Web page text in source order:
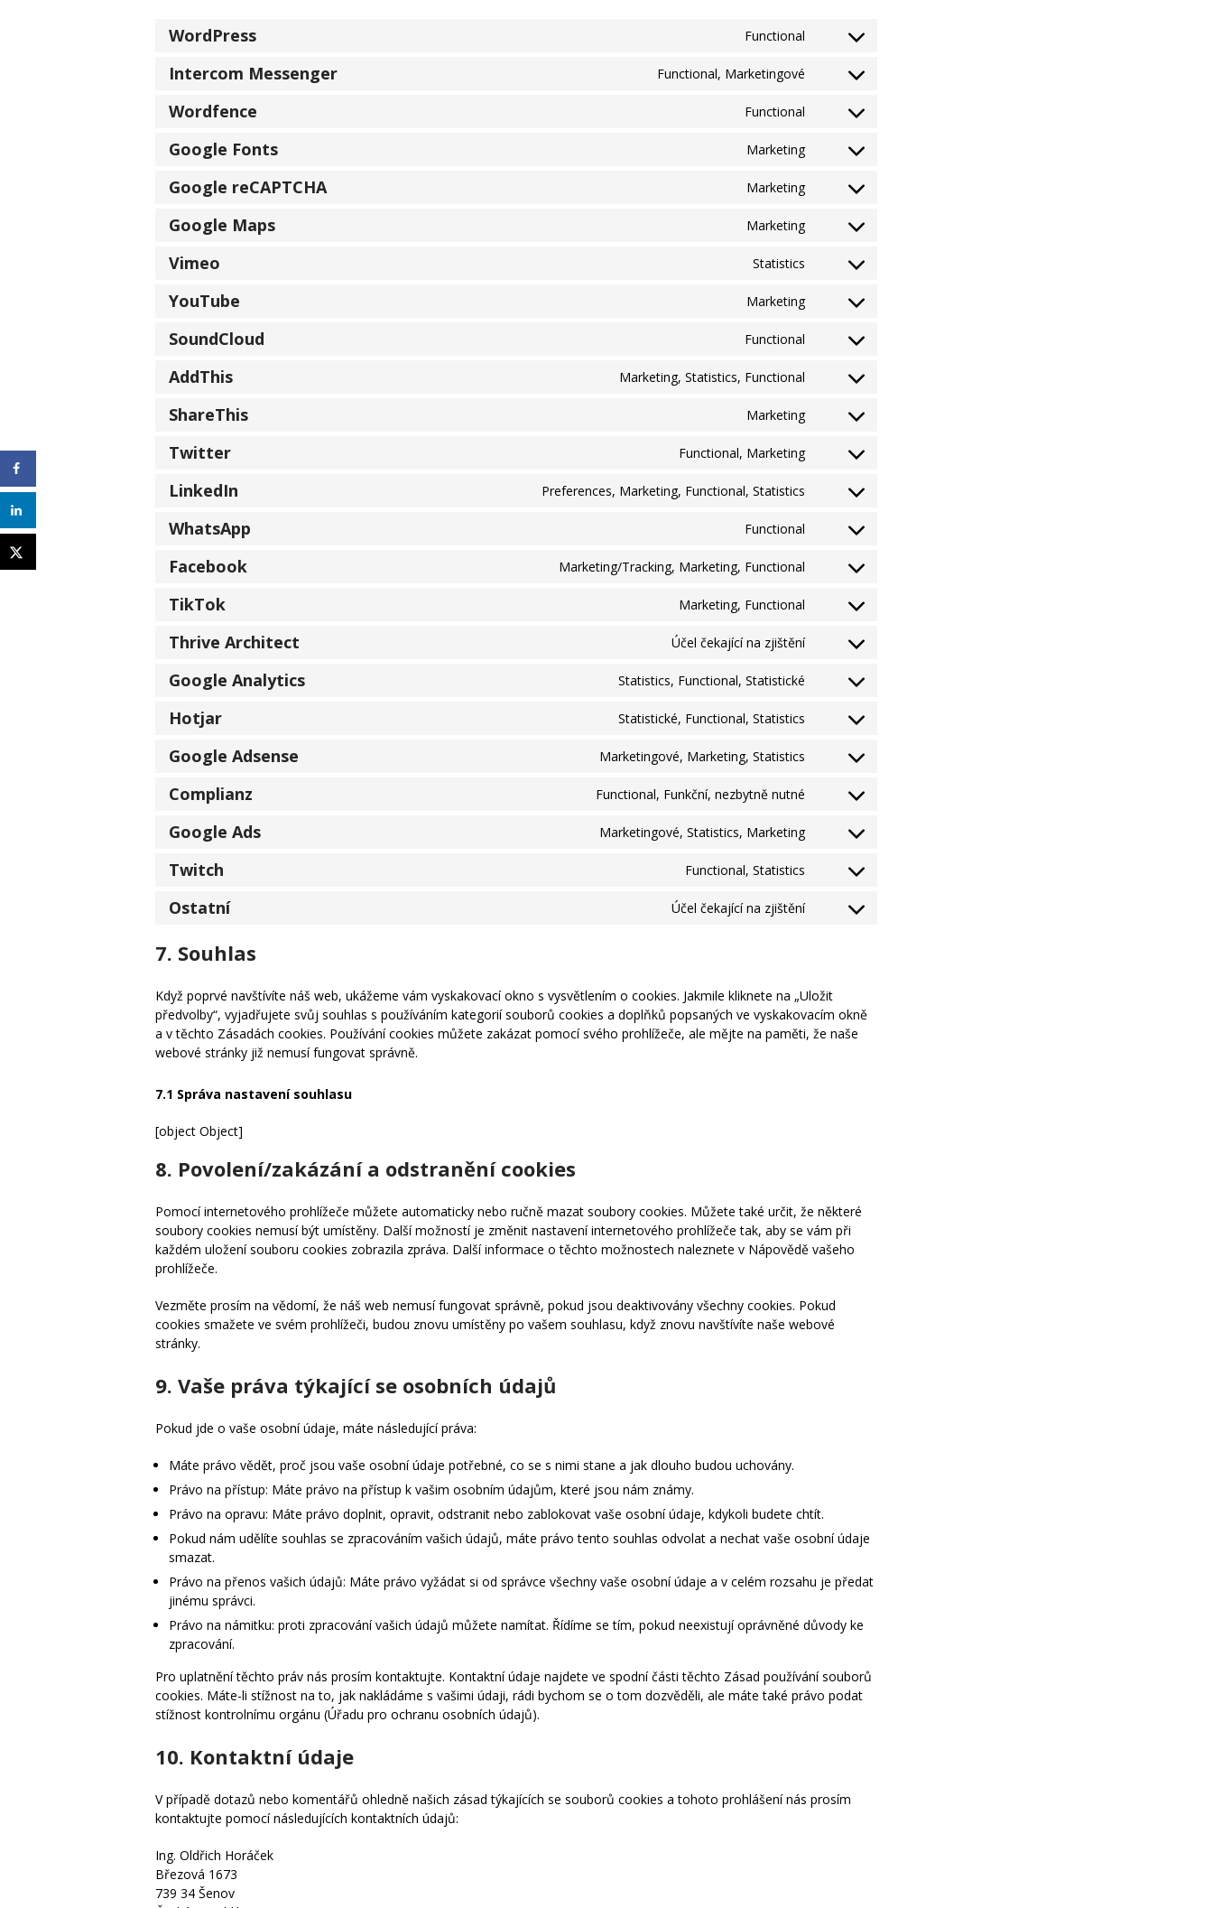
WordPress Functional
Intercom Messenger Functional, Marketingové
Wordfence Functional
Google Fonts Marketing
Google reCAPTCHA Marketing
Google Maps Marketing
Vimeo Statistics
YouTube Marketing
SoundCloud Functional
AddThis Marketing, Statistics, Functional
ShareThis Marketing
Twitter Functional, Marketing
LinkedIn Preferences, Marketing, Functional, Statistics
WhatsApp Functional
Facebook Marketing/Tracking, Marketing, Functional
TikTok Marketing, Functional
Thrive Architect Účel čekající na zjištění
Google Analytics Statistics, Functional, Statistické
Hotjar Statistické, Functional, Statistics
Google Adsense Marketingové, Marketing, Statistics
Complianz Functional, Funkční, nezbytně nutné
Google Ads Marketingové, Statistics, Marketing
Twitch Functional, Statistics
Ostatní Účel čekající na zjištění
7. Souhlas
Když poprvé navštívíte náš web, ukážeme vám vyskakovací okno s vysvětlením o cookies. Jakmile kliknete na „Uložit
předvolby“, vyjadřujete svůj souhlas s používáním kategorií souborů cookies a doplňků popsaných ve vyskakovacím okně
a v těchto Zásadách cookies. Používání cookies můžete zakázat pomocí svého prohlížeče, ale mějte na paměti, že naše
webové stránky již nemusí fungovat správně.
7.1 Správa nastavení souhlasu
[object Object]
8. Povolení/zakázání a odstranění cookies
Pomocí internetového prohlížeče můžete automaticky nebo ručně mazat soubory cookies. Můžete také určit, že některé
soubory cookies nemusí být umístěny. Další možností je změnit nastavení internetového prohlížeče tak, aby se vám při
každém uložení souboru cookies zobrazila zpráva. Další informace o těchto možnostech naleznete v Nápovědě vašeho
prohlížeče.
Vezměte prosím na vědomí, že náš web nemusí fungovat správně, pokud jsou deaktivovány všechny cookies. Pokud
cookies smažete ve svém prohlížeči, budou znovu umístěny po vašem souhlasu, když znovu navštívíte naše webové
stránky.
9. Vaše práva týkající se osobních údajů
Pokud jde o vaše osobní údaje, máte následující práva:
Máte právo vědět, proč jsou vaše osobní údaje potřebné, co se s nimi stane a jak dlouho budou uchovány.
Právo na přístup: Máte právo na přístup k vašim osobním údajům, které jsou nám známy.
Právo na opravu: Máte právo doplnit, opravit, odstranit nebo zablokovat vaše osobní údaje, kdykoli budete chtít.
Pokud nám udělíte souhlas se zpracováním vašich údajů, máte právo tento souhlas odvolat a nechat vaše osobní údaje
smazat.
Právo na přenos vašich údajů: Máte právo vyžádat si od správce všechny vaše osobní údaje a v celém rozsahu je předat
jinému správci.
Právo na námitku: proti zpracování vašich údajů můžete namítat. Řídíme se tím, pokud neexistují oprávněné důvody ke
zpracování.
Pro uplatnění těchto práv nás prosím kontaktujte. Kontaktní údaje najdete ve spodní části těchto Zásad používání souborů
cookies. Máte-li stížnost na to, jak nakládáme s vašimi údaji, rádi bychom se o tom dozvěděli, ale máte také právo podat
stížnost kontrolnímu orgánu (Úřadu pro ochranu osobních údajů).
10. Kontaktní údaje
V případě dotazů nebo komentářů ohledně našich zásad týkajících se souborů cookies a tohoto prohlášení nás prosím
kontaktujte pomocí následujících kontaktních údajů:
Ing. Oldřich Horáček
Březová 1673
739 34 Šenov